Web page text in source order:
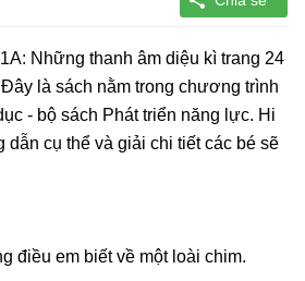
Những thanh âm diệu kì trang 24
là sách nằm trong chương trình
- bộ sách Phát triển năng lực. Hi
cụ thể và giải chi tiết các bé sẽ
điều em biết về một loài chim.